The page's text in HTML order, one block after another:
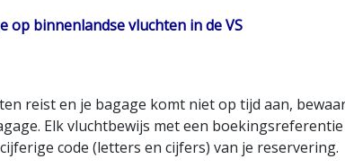
op binnenlandse vluchten in de VS
reist en je bagage komt niet op tijd aan,
Elk vluchtbewijs met een
code (letters en cijfers) van je reservering.